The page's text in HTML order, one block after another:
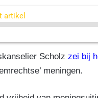
artikel
Scholz zei bij
meningen.